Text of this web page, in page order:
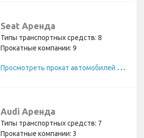
Seat Аренда
Типы транспортных средств: 8
Прокатные компании: 9
П
росмотреть прокат автомобилей Seat
Audi Аренда
Типы транспортных средств: 7
Прокатные компании: 3